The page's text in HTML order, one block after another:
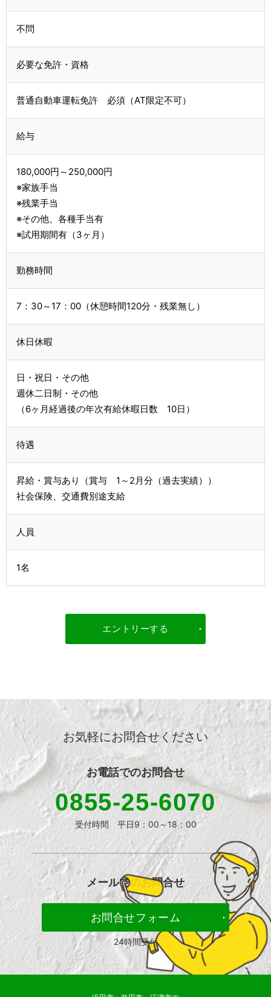
不問
必要な免許・資格
普通自動車運転免許 必須（AT限定不可）
給与
180,000円～250,000円
※家族手当
※残業手当
※その他、各種手当有
※試用期間有（3ヶ月）
勤務時間
7：30～17：00（休憩時間120分・残業無し）
休日休暇
日・祝日・その他
週休二日制・その他
（6ヶ月経過後の年次有給休暇日数 10日）
待遇
昇給・賞与あり（賞与 1～2月分（過去実績））
社会保険、交通費別途支給
人員
1名
エントリーする
お気軽にお問合せください
お電話でのお問合せ
0855-25-6070
受付時間 平日9：00～18：00
メールでのお問合せ
お問合せフォーム
24時間受付